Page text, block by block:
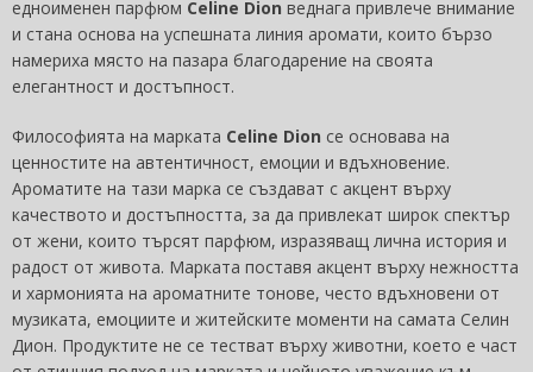
едноименен парфюм Celine Dion веднага привлече внимание
и стана основа на успешната линия аромати, които бързо
намериха място на пазара благодарение на своята
елегантност и достъпност.
Философията на марката Celine Dion се основава на
ценностите на автентичност, емоции и вдъхновение.
Ароматите на тази марка се създават с акцент върху
качеството и достъпността, за да привлекат широк спектър
от жени, които търсят парфюм, изразяващ лична история и
радост от живота. Марката поставя акцент върху нежността
и хармонията на ароматните тонове, често вдъхновени от
музиката, емоциите и житейските моменти на самата Селин
Дион. Продуктите не се тестват върху животни, което е част